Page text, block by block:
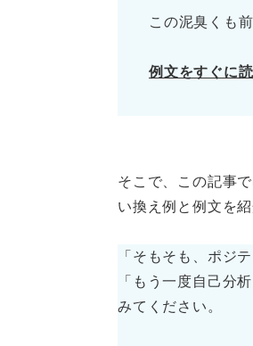
この泥臭くも
例文をすぐに
そこで、この記事
い換え例と例文を
「そもそも、ポジ
「もう一度自己分
みてください。